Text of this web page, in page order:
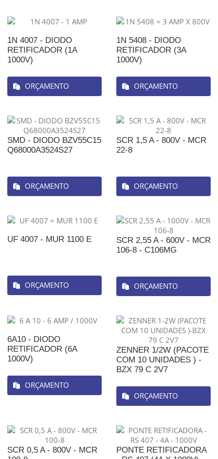
1N 4007 - DIODO
RETIFICADOR (1A
1000V)
ORÇAMENTO
1N 5408 - DIODO
RETIFICADOR (3A
1000V)
ORÇAMENTO
SMD - DIODO BZV55C15
Q68000A3524S27
ORÇAMENTO
SCR 1,5 A - 800V - MCR
22-8
ORÇAMENTO
UF 4007 - MUR 1100 E
ORÇAMENTO
SCR 2,55 A - 600V - MCR
106-8 - C106MG
ORÇAMENTO
6A10 - DIODO
RETIFICADOR (6A
1000V)
ORÇAMENTO
ZENNER 1/2W (PACOTE
COM 10 UNIDADES ) -
BZX 79 C 2V7
ORÇAMENTO
SCR 0,5 A - 800V - MCR
PONTE RETIFICADORA